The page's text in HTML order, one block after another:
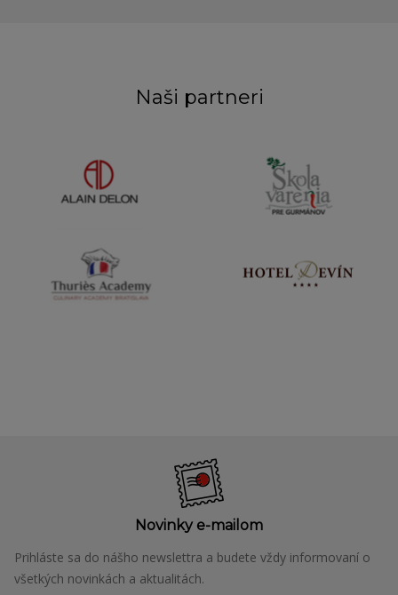
Naši partneri
Novinky e-mailom
Prihláste sa do nášho newslettra a budete vždy informovaní o
všetkých novinkách a aktualitách.